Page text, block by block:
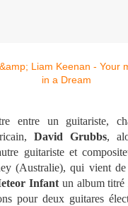
entre un guitariste,
David Grubbs,
guitariste et
(Australie), qui vient
Infant un album titré
pour deux guitares